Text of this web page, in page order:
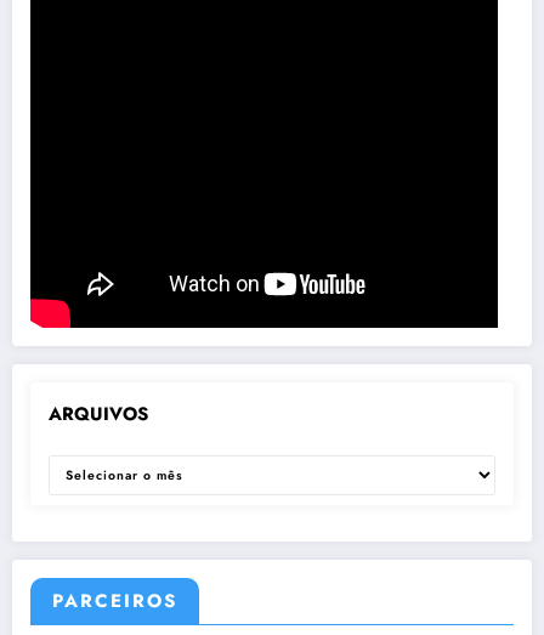
ARQUIVOS
ARQUIVOS
PARCEIROS